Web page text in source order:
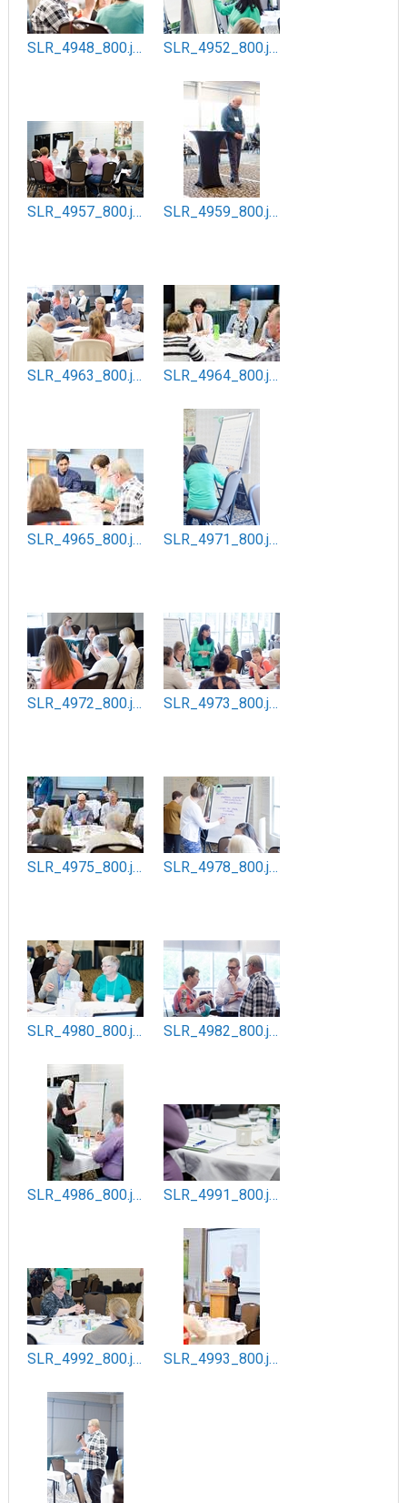
SLR_4948_800.jpg SLR_4952_800.jpg
SLR_4957_800.jpg SLR_4959_800.jpg
SLR_4963_800.jpg SLR_4964_800.jpg
SLR_4965_800.jpg SLR_4971_800.jpg
SLR_4972_800.jpg SLR_4973_800.jpg
SLR_4975_800.jpg SLR_4978_800.jpg
SLR_4980_800.jpg SLR_4982_800.jpg
SLR_4986_800.jpg SLR_4991_800.jpg
SLR_4992_800.jpg SLR_4993_800.jpg